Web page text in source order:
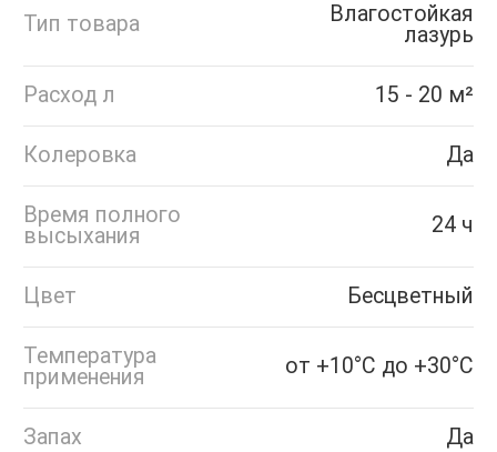
Тип товара
Влагостойкая
лазурь
Расход л 15 - 20 м²
Колеровка Да
Время полного
высыхания
24 ч
Цвет Бесцветный
Температура
применения
от +10°С до +30°С
Запах Да